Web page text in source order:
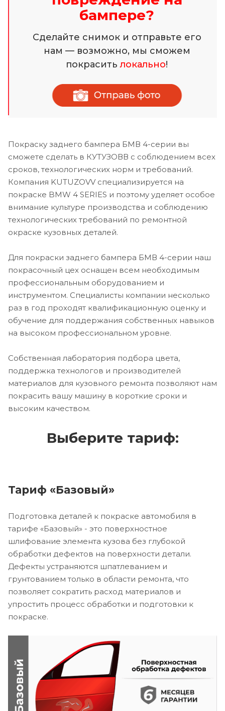
бампере?
Сделайте снимок и отправьте его
нам — возможно, мы сможем
покраситьлокально!
Покраску заднего бампера БМВ 4-серии вы
сможете сделать в КУТУЗОВВ с соблюдением всех
сроков, технологических норм и требований.
Компания KUTUZOVV специализируется на
покраске BMW 4 SERIES и поэтому уделяет особое
внимание культуре производства и соблюдению
технологических требований по ремонтной
окраске кузовных деталей.
Для покраски заднего бампера БМВ 4-серии наш
покрасочный цех оснащен всем необходимым
профессиональным оборудованием и
инструментом. Специалисты компании несколько
раз в год проходят квалификационную оценку и
обучение для поддержания собственных навыков
на высоком профессиональном уровне.
Собственная лаборатория подбора цвета,
поддержка технологов и производителей
материалов для кузовного ремонта позволяют нам
покрасить вашу машину в короткие сроки и
высоким качеством.
Выберите тариф:
Тариф «Базовый»
Подготовка деталей к покраске автомобиля в
тарифе «Базовый» - это поверхностное
шлифование элемента кузова без глубокой
обработки дефектов на поверхности детали.
Дефекты устраняются шпатлеванием и
грунтованием только в области ремонта, что
позволяет сократить расход материалов и
упростить процесс обработки и подготовки к
покраске.